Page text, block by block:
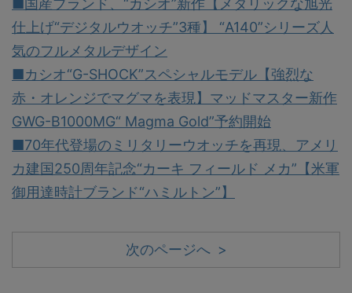
■国産ブランド、“カシオ”新作【メタリックな旭光
仕上げ“デジタルウオッチ”3種】 “A140”シリーズ人
気のフルメタルデザイン
■カシオ“G-SHOCK”スペシャルモデル【強烈な
赤・オレンジでマグマを表現】マッドマスター新作
GWG-B1000MG“ Magma Gold”予約開始
■70年代登場のミリタリーウオッチを再現、アメリ
カ建国250周年記念“カーキ フィールド メカ”【米軍
御用達時計ブランド“ハミルトン”】
次のページへ >